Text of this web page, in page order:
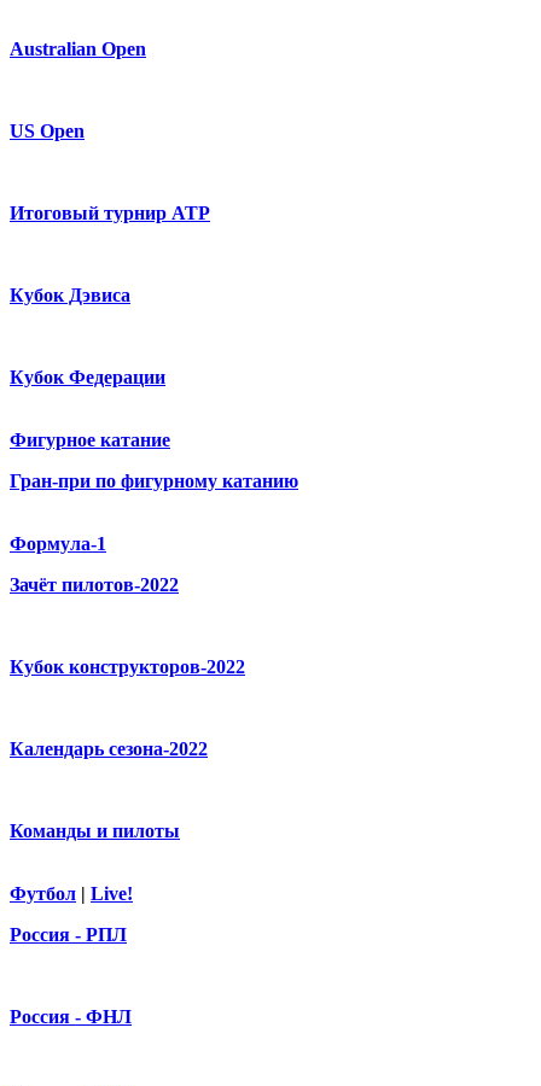
Australian Open
US Open
Итоговый турнир ATP
Кубок Дэвиса
Кубок Федерации
Фигурное катание
Гран-при по фигурному катанию
Формула-1
Зачёт пилотов-2022
Кубок конструкторов-2022
Календарь сезона-2022
Команды и пилоты
Футбол | Live!
Россия - РПЛ
Россия - ФНЛ